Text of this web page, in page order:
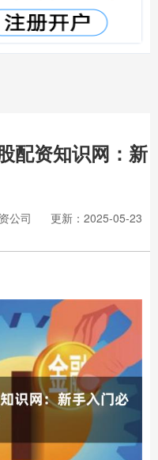
配资知识网：新
公司
更新：2025-05-23